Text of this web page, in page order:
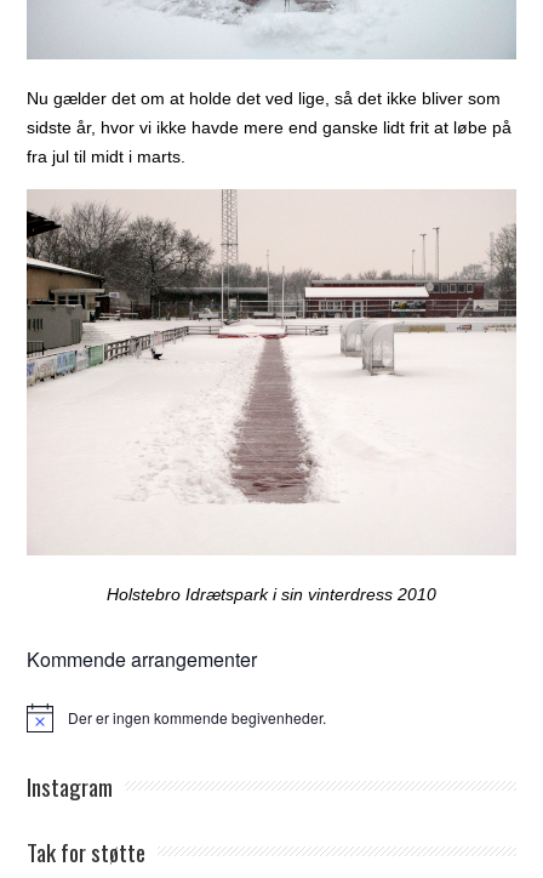
Nu gælder det om at holde det ved lige, så det ikke bliver som
sidste år, hvor vi ikke havde mere end ganske lidt frit at løbe på
fra jul til midt i marts.
Holstebro Idrætspark i sin vinterdress 2010
Kommende arrangementer
Notice Der er ingen kommende begivenheder.
Instagram
Tak for støtte